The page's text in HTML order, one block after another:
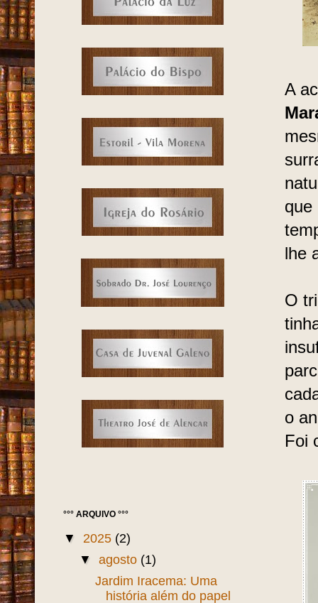
A
que
lhe
O
o
Foi
°°° ARQUIVO °°°
▼ 2025 (2)
▼ agosto (1)
Jardim Iracema: Uma
história além do papel